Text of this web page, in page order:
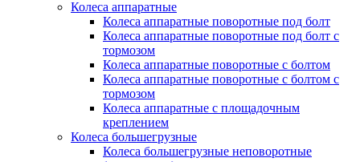
Колеса аппаратные
Колеса аппаратные поворотные под болт
Колеса аппаратные поворотные под болт с
тормозом
Колеса аппаратные поворотные с болтом
Колеса аппаратные поворотные с болтом с
тормозом
Колеса аппаратные с площадочным
креплением
Колеса большегрузные
Колеса большегрузные неповоротные